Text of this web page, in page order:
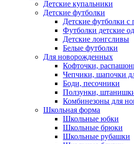
Детские купальники
Детские футболки
Детские футболки с
Футболки детские
Детские лонгсливы
Белые футболки
Для новорожденных
Кофточки,
Чепчики, шапочки
Боди, песочники
Ползунки,
Комбинезоны для
Школьная форма
Школьные юбки
Школьные брюки
Школьные рубашки